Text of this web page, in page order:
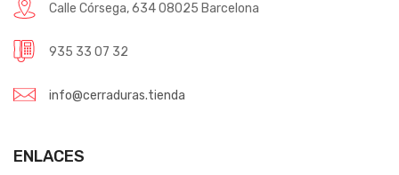
Calle Córsega, 634 08025 Barcelona
935 33 07 32
info@cerraduras.tienda
ENLACES